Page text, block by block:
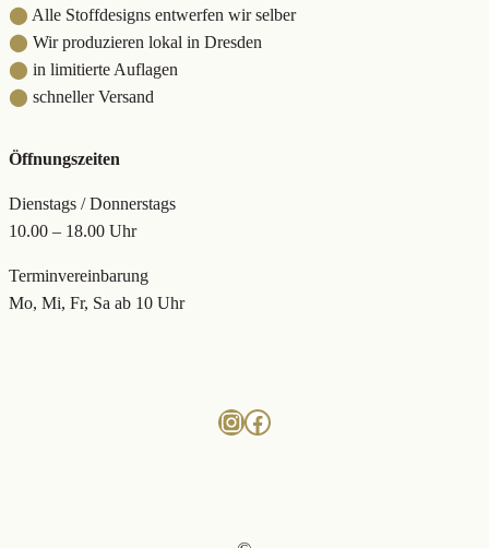
⬤ Alle Stoffdesigns entwerfen wir selber
⬤ Wir produzieren lokal in Dresden
⬤ in limitierte Auflagen
⬤ schneller Versand
Öffnungszeiten
Dienstags / Donnerstags
10.00 – 18.00 Uhr
Terminvereinbarung
Mo, Mi, Fr, Sa ab 10 Uhr
Instagram
Facebook